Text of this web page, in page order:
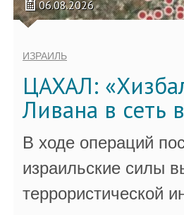
06.08.2026
ИЗРАИЛЬ
ЦАХАЛ:
Ливана в сеть
В ходе операций
израильские силы
террористической